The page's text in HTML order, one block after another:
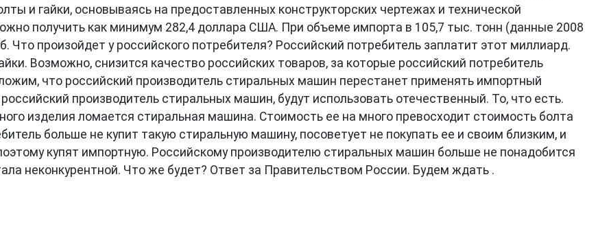
и гайки, основываясь на предоставленных конструкторских чертежах и технической
получить как минимум 282,4 доллара США. При объеме импорта в 105,7 тыс. тонн (данные 2008
Что произойдет у российского потребителя? Российский потребитель заплатит этот миллиард.
Возможно, снизится качество российских товаров, за которые российский потребитель
что российский производитель стиральных машин перестанет применять импортный
производитель стиральных машин, будут использовать отечественный. То, что есть.
изделия ломается стиральная машина. Стоимость ее на много превосходит стоимость болта
больше не купит такую стиральную машину, посоветует не покупать ее и своим близким, и
купят импортную. Российскому производителю стиральных машин больше не понадобится
неконкурентной. Что же будет? Ответ за Правительством России. Будем ждать .